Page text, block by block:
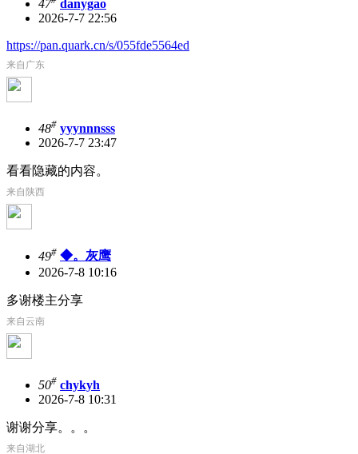
47
danygao
2026-7-7 22:56
https://pan.quark.cn/s/055fde5564ed
来自广东
48# yyynnnsss
2026-7-7 23:47
看看隐藏的内容。
来自陕西
49# ◆。灰鹰
2026-7-8 10:16
多谢楼主分享
来自云南
50# chykyh
2026-7-8 10:31
谢谢分享。。。
来自湖北